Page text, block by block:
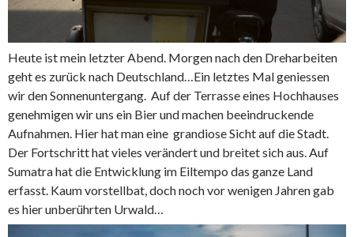
Heute ist mein letzter Abend. Morgen nach den Dreharbeiten
geht es zurück nach Deutschland…Ein letztes Mal geniessen
wir den Sonnenuntergang. Auf der Terrasse eines Hochhauses
genehmigen wir uns ein Bier und machen beeindruckende
Aufnahmen. Hier hat man eine grandiose Sicht auf die Stadt.
Der Fortschritt hat vieles verändert und breitet sich aus. Auf
Sumatra hat die Entwicklung im Eiltempo das ganze Land
erfasst. Kaum vorstellbat, doch noch vor wenigen Jahren gab
es hier unberührten Urwald…